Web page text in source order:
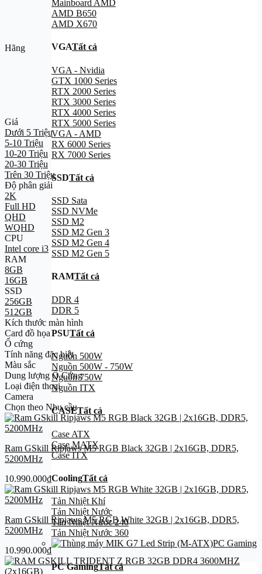
Mainboard AMD
AMD B650
AMD X670
VGATất cả
VGA - Nvidia
GTX 1000 Series
RTX 2000 Series
RTX 3000 Series
RTX 4000 Series
RTX 5000 Series
VGA - AMD
RX 6000 Series
RX 7000 Series
SSDTất cả
SSD Sata
SSD NVMe
SSD M2
SSD M2 Gen 3
SSD M2 Gen 4
SSD M2 Gen 5
RAMTất cả
DDR 4
DDR 5
PSUTất cả
Nguồn 500W
Nguồn 500W - 750W
Nguồn 750W
Nguồn ITX
CASETất cả
Case ATX
Case MATX
Case ITX
CoolingTất cả
Tản Nhiệt Khí
Tản Nhiệt Nước
Tản Nhiệt Nước 240
Tản Nhiệt Nước 360
PC Gaming
PC GamingTất cả
Hãng
Giá
Dưới 5 Triệu
5-10 Triệu
10-20 Triệu
20-30 Triệu
Trên 30 Triệu
Độ phân giải
2K
Full HD
QHD
WQHD
CPU
Intel core i3
RAM
8GB
16GB
SSD
256GB
512GB
Kích thước màn hình
Card đồ họa
Ổ cứng
Tính năng đặc biệt
Màu sắc
Dung lượng Ổ Cứng
Loại điện thoại
Camera
Chọn theo Nhu cầu
Ram GSkill Ripjaws M5 RGB Black 32GB | 2x16GB, DDR5,
5200MHz
10.990.000₫
Ram GSkill Ripjaws M5 RGB White 32GB | 2x16GB, DDR5,
5200MHz
10.990.000₫